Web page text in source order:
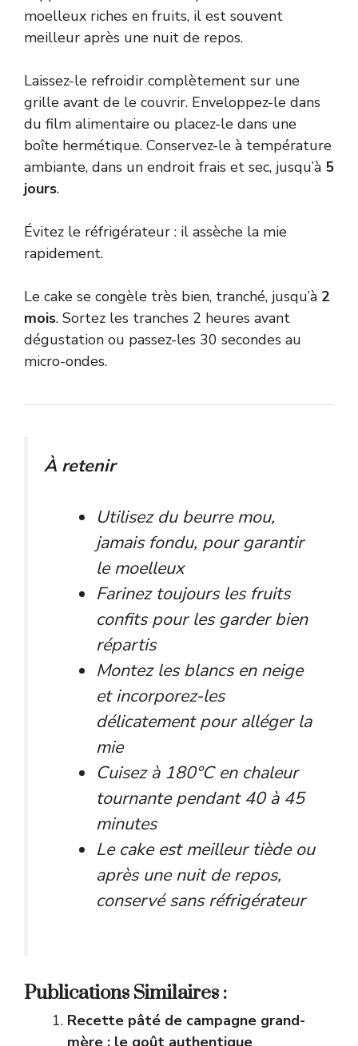
moelleux riches en fruits, il est souvent
meilleur après une nuit de repos.
Laissez-le refroidir complètement sur une
grille avant de le couvrir. Enveloppez-le dans
du film alimentaire ou placez-le dans une
boîte hermétique. Conservez-le à température
ambiante, dans un endroit frais et sec, jusqu’à 5
jours.
Évitez le réfrigérateur : il assèche la mie
rapidement.
Le cake se congèle très bien, tranché, jusqu’à 2
mois. Sortez les tranches 2 heures avant
dégustation ou passez-les 30 secondes au
micro-ondes.
À retenir
Utilisez du beurre mou,
jamais fondu, pour garantir
le moelleux
Farinez toujours les fruits
confits pour les garder bien
répartis
Montez les blancs en neige
et incorporez-les
délicatement pour alléger la
mie
Cuisez à 180°C en chaleur
tournante pendant 40 à 45
minutes
Le cake est meilleur tiède ou
après une nuit de repos,
conservé sans réfrigérateur
Publications Similaires :
Recette pâté de campagne grand-
mère : le goût authentique